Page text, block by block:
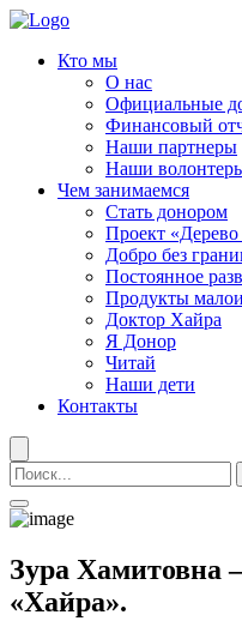
Кто мы
О нас
Официальные
Финансовый
Наши партнеры
Наши
Чем занимаемся
Стать донором
Проект
Добро без
Постоянное
Продукты
Доктор Хайра
Я Донор
Читай
Наши дети
Контакты
Зура Хамитовна
«Хайра».